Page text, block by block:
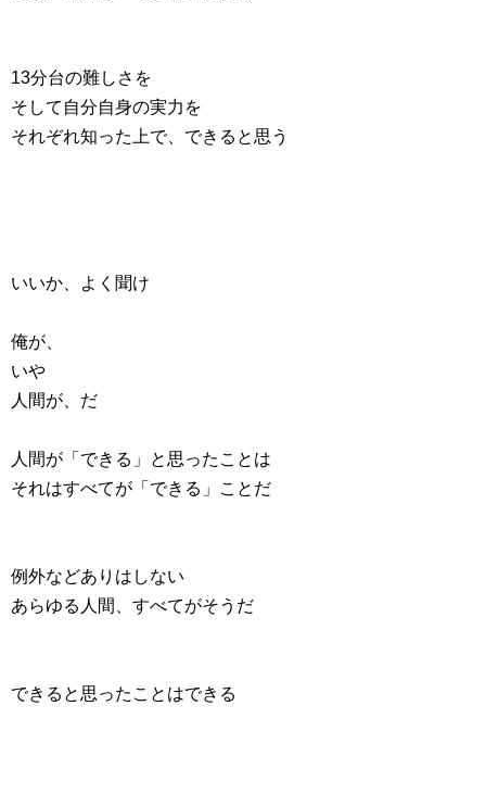
13分台の難しさを
そして自分自身の実力を
それぞれ知った上で、できると思う
いいか、よく聞け
俺が、
いや
人間が、だ
人間が「できる」と思ったことは
それはすべてが「できる」ことだ
例外などありはしない
あらゆる人間、すべてがそうだ
できると思ったことはできる